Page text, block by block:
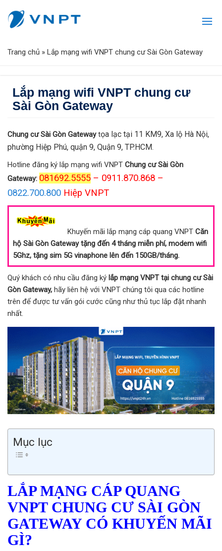
Trang chủ » Lắp mạng wifi VNPT chung cư Sài Gòn Gateway
Lắp mạng wifi VNPT chung cư
Sài Gòn Gateway
Chung cư Sài Gòn Gatewaytọa lạc tại 11 KM9, Xa lộ Hà Nội,
phường Hiệp Phú, quận 9, Quận 9, TP.HCM
Hotline đăng ký lắp mạng wifi VNPT Chung cư Sài Gòn
Gateway: 081692.5555 – 0911.870.868 –
0822.700.800 Hiệp VNPT
Khuyến mãi lắp mạng cáp quang VNPT Căn
hộ Sài Gòn Gatewaytặng đến 4 tháng miễn phí, modem wifi
5Ghz, tặng sim 5G vinaphone lên đến 150GB/tháng.
Quý khách có nhu cầu đăng ký lắp mạng VNPT tại chung cư Sài
Gòn Gateway, hãy liên hệ với VNPT chúng tôi qua các hotline
trên để được tư vấn gói cước cũng như thủ tục lắp đặt nhanh
nhất.
Mục lục
LẮP MẠNG CÁP QUANG
VNPT CHUNG CƯ SÀI GÒN
GATEWAY CÓ KHUYẾN MÃI
GÌ?